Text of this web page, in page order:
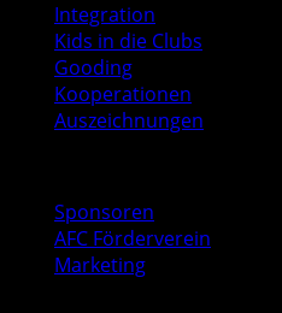
Integration
Kids in die Clubs
Gooding
Kooperationen
Auszeichnungen
Sponsoren
AFC Förderverein
Marketing